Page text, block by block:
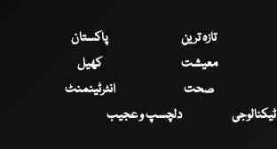
تازہ ترین
پاکستان
معیشت
کھیل
صحت
انٹرٹینمنٹ
ٹیکنالوجی
دلچسپ و عجیب